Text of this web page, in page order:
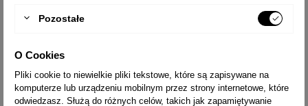
2022-03-09
teresa wilczak
Pozostałe
O Cookies
Pliki cookie to niewielkie pliki tekstowe, które są zapisywane na
komputerze lub urządzeniu mobilnym przez strony internetowe, które
odwiedzasz. Służą do różnych celów, takich jak zapamiętywanie